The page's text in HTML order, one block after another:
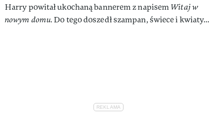
Harry powitał ukochaną bannerem z napisemWitaj w
nowym domu.Do tego doszedł szampan, świece i kwiaty...